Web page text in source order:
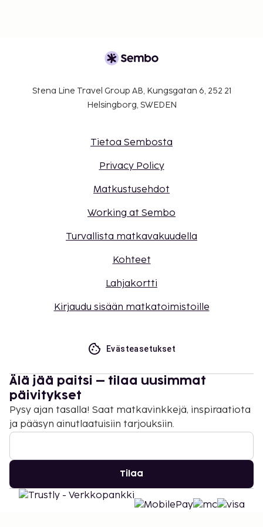
Stena Line Travel Group AB, Kungsgatan 6, 252 21
Helsingborg, SWEDEN
Tietoa Sembosta
Privacy Policy
Matkustusehdot
Working at Sembo
Turvallista matkavakuudella
Kohteet
Lahjakortti
Kirjaudu sisään matkatoimistoille
Evästeasetukset
Älä jää paitsi – tilaa uusimmat
päivitykset
Pysy ajan tasalla! Saat matkavinkkejä, inspiraatiota
ja pääsyn ainutlaatuisiin tarjouksiin.
Tilaa